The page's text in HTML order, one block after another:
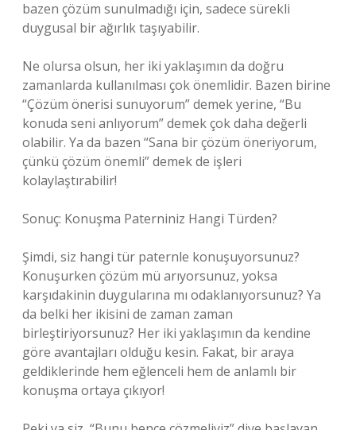
bazen çözüm sunulmadığı için, sadece sürekli
duygusal bir ağırlık taşıyabilir.
Ne olursa olsun, her iki yaklaşımın da doğru
zamanlarda kullanılması çok önemlidir. Bazen birine
“Çözüm önerisi sunuyorum” demek yerine, “Bu
konuda seni anlıyorum” demek çok daha değerli
olabilir. Ya da bazen “Sana bir çözüm öneriyorum,
çünkü çözüm önemli” demek de işleri
kolaylaştırabilir!
Sonuç: Konuşma Paterniniz Hangi Türden?
Şimdi, siz hangi tür paternle konuşuyorsunuz?
Konuşurken çözüm mü arıyorsunuz, yoksa
karşıdakinin duygularına mı odaklanıyorsunuz? Ya
da belki her ikisini de zaman zaman
birleştiriyorsunuz? Her iki yaklaşımın da kendine
göre avantajları olduğu kesin. Fakat, bir araya
geldiklerinde hem eğlenceli hem de anlamlı bir
konuşma ortaya çıkıyor!